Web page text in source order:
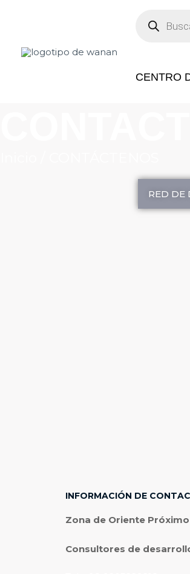
productos
CENTRO
RED DE
INFORMACIÓN DE
Zona de Oriente Próximo
Consultores de